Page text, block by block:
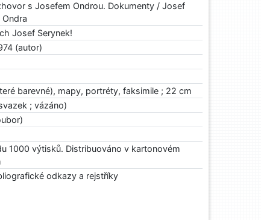
s Josefem Ondrou. Dokumenty / Josef
Ondra
Josef Serynek!
(autor)
barevné), mapy, portréty, faksimile ; 22 cm
; vázáno)
1000 výtisků. Distribuováno v kartonovém
odkazy a rejstříky